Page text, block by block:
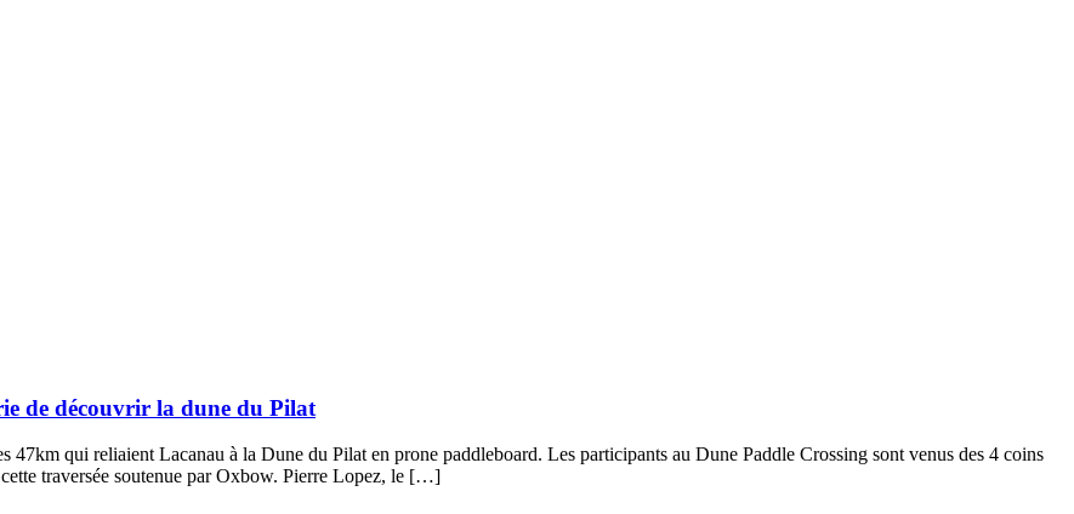
de découvrir la dune du Pilat
47km qui reliaient Lacanau à la Dune du Pilat en prone paddleboard. Les participants au Dune Paddle Crossing sont venus des 4 coins
traversée soutenue par Oxbow. Pierre Lopez, le […]